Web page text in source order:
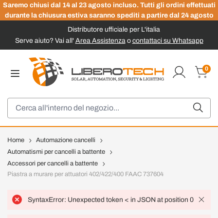
Saremo chiusi dal 14 al 23 agosto incluso. Tutti gli ordini effettuati
durante la chiusura estiva saranno spediti a partire dal 24 agosto
Distributore ufficiale per L'italia
Serve aiuto? Vai all' Area Assistenzao contattaci su Whatsapp
0
Home
Automazione cancelli
Automatismi per cancelli a battente
Accessori per cancelli a battente
Piastra a murare per attuatori 402/422/400 FAAC 737604
SyntaxError: Unexpected token < in JSON at position 0